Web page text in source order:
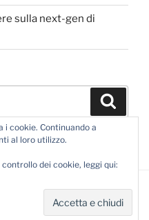
sulla next-gen di
i cookie. Continuando a
al loro utilizzo.
dei cookie, leggi qui: